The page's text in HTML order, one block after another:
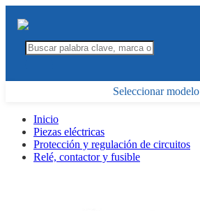
Seleccionar modelo
Inicio
Piezas eléctricas
Protección y regulación de circuitos
Relé, contactor y fusible